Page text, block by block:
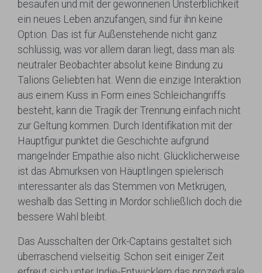
besaufen und mit der gewonnenen Unsterblichkeit
ein neues Leben anzufangen, sind für ihn keine
Option. Das ist für Außenstehende nicht ganz
schlüssig, was vor allem daran liegt, dass man als
neutraler Beobachter absolut keine Bindung zu
Talions Geliebten hat. Wenn die einzige Interaktion
aus einem Kuss in Form eines Schleichangriffs
besteht, kann die Tragik der Trennung einfach nicht
zur Geltung kommen. Durch Identifikation mit der
Hauptfigur punktet die Geschichte aufgrund
mangelnder Empathie also nicht. Glücklicherweise
ist das Abmurksen von Häuptlingen spielerisch
interessanter als das Stemmen von Metkrügen,
weshalb das Setting in Mordor schließlich doch die
bessere Wahl bleibt.
Das Ausschalten der Ork-Captains gestaltet sich
überraschend vielseitig. Schon seit einiger Zeit